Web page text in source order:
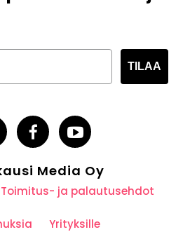
TILAA
Media Oy
Toimitus- ja palautusehdot
Yrityksille